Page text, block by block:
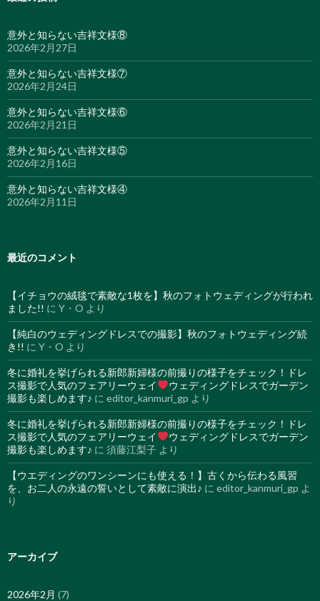
意外と知らない吉祥文様⑧
2026年2月27日
意外と知らない吉祥文様⑦
2026年2月24日
意外と知らない吉祥文様⑥
2026年2月21日
意外と知らない吉祥文様⑤
2026年2月16日
意外と知らない吉祥文様④
2026年2月11日
最近のコメント
【イチョウの絨毯で素敵な1枚を】秋のフォトウェディングが行われ
ました!! に Y・O より
【純白のウェディングドレスでの撮影】秋のフォトウェディング続
き!! に Y・O より
冬に婚礼を挙げられる新郎新婦様の前撮りの様子をチェック！ドレ
ス撮影で人気のフェアリーウェイ
ウェディングドレスでガーデン
撮影も楽しめます♪ に editor_kanmuri_gp より
冬に婚礼を挙げられる新郎新婦様の前撮りの様子をチェック！ドレ
ス撮影で人気のフェアリーウェイ
ウェディングドレスでガーデン
撮影も楽しめます♪ に 須藤江梨子 より
【ウエディングのワンシーンにも使える！】古くから伝わる風習
を、お二人の永遠の誓いとして素敵に演出♪ に editor_kanmuri_gp よ
り
アーカイブ
2026年2月 (7)